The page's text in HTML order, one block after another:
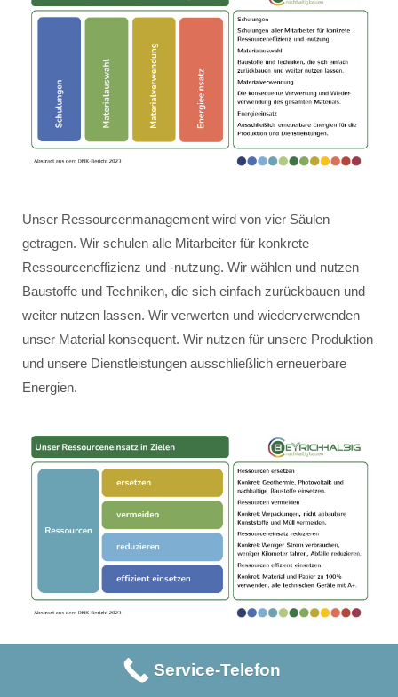
Unser Ressourcenmanagement wird von vier Säulen
getragen. Wir schulen alle Mitarbeiter für konkrete
Ressourceneffizienz und -nutzung. Wir wählen und nutzen
Baustoffe und Techniken, die sich einfach zurückbauen und
weiter nutzen lassen. Wir verwerten und wiederverwenden
unser Material konsequent. Wir nutzen für unsere Produktion
und unsere Dienstleistungen ausschließlich erneuerbare
Energien.
Unser Ressourceneinsatz erfolgt innerhalb der vier Ziele:
Service-Telefon